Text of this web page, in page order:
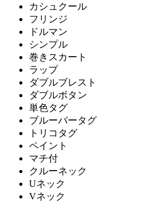
カシュクール
フリンジ
ドルマン
シンプル
巻きスカート
ラップ
ダブルブレスト
ダブルボタン
単色タグ
ブルーバータグ
トリコタグ
ペイント
マチ付
クルーネック
Uネック
Vネック